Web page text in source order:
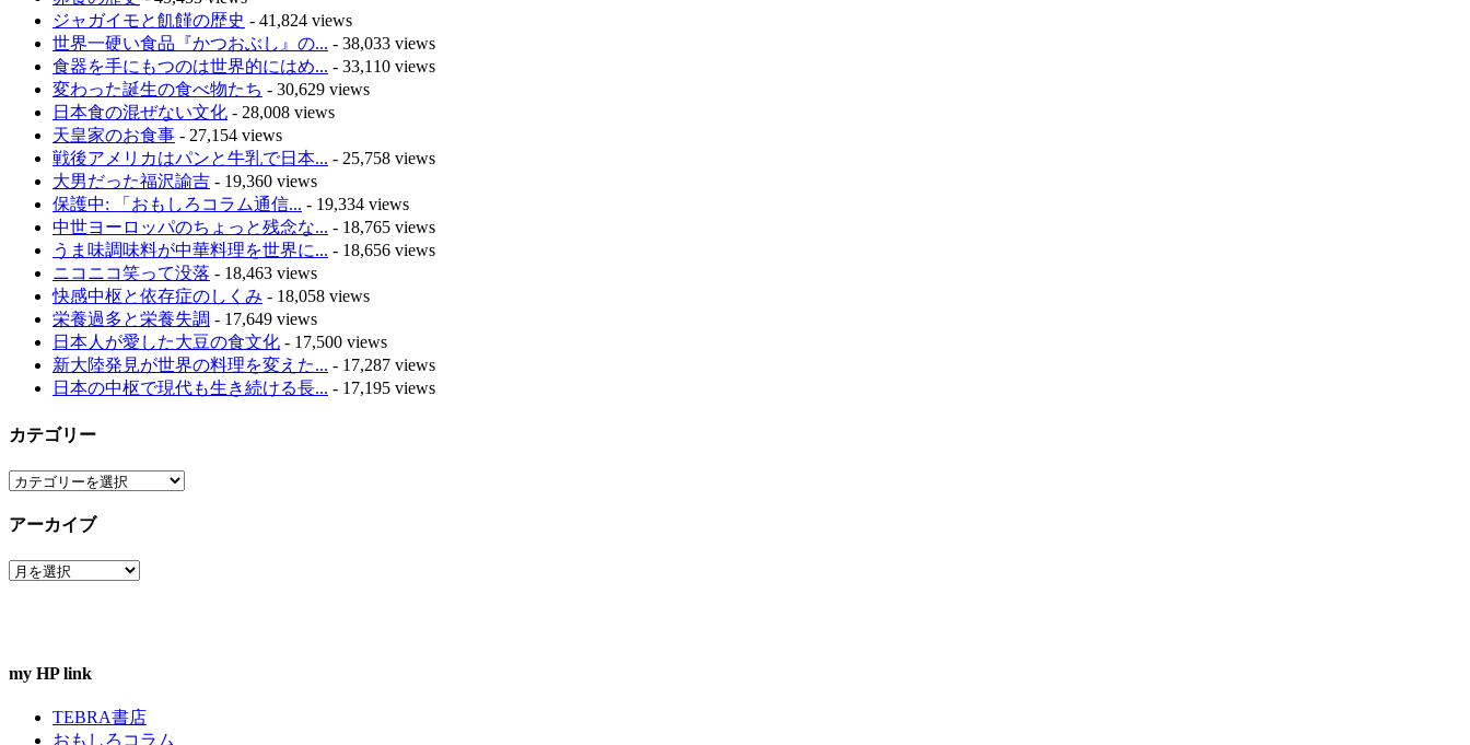
ジャガイモと飢饉の歴史 - 41,824 views
世界一硬い食品『かつおぶし』の... - 38,033 views
食器を手にもつのは世界的にはめ... - 33,110 views
変わった誕生の食べ物たち - 30,629 views
日本食の混ぜない文化 - 28,008 views
天皇家のお食事 - 27,154 views
戦後アメリカはパンと牛乳で日本... - 25,758 views
大男だった福沢諭吉 - 19,360 views
保護中: 「おもしろコラム通信... - 19,334 views
中世ヨーロッパのちょっと残念な... - 18,765 views
うま味調味料が中華料理を世界に... - 18,656 views
ニコニコ笑って没落 - 18,463 views
快感中枢と依存症のしくみ - 18,058 views
栄養過多と栄養失調 - 17,649 views
日本人が愛した大豆の食文化 - 17,500 views
新大陸発見が世界の料理を変えた... - 17,287 views
日本の中枢で現代も生き続ける長... - 17,195 views
カテゴリー
カ
ゴ
ー
アーカイブ
ア
my HP link
TEBRA書店
おもしろコラム